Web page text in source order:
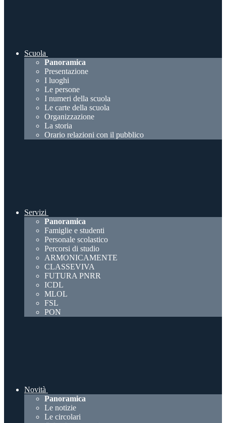
Scuola
Panoramica
Presentazione
I luoghi
Le persone
I numeri della scuola
Le carte della scuola
Organizzazione
La storia
Orario relazioni con il pubblico
Servizi
Panoramica
Famiglie e studenti
Personale scolastico
Percorsi di studio
ARMONICAMENTE
CLASSEVIVA
FUTURA PNRR
ICDL
MLOL
FSL
PON
Novità
Panoramica
Le notizie
Le circolari